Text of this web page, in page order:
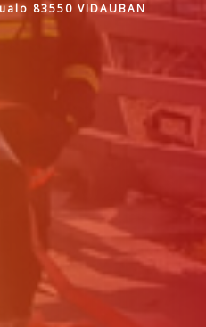
83550 VIDAUBAN